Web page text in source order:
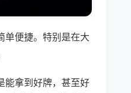
单便捷。特别是在大
能拿到好牌，甚至好